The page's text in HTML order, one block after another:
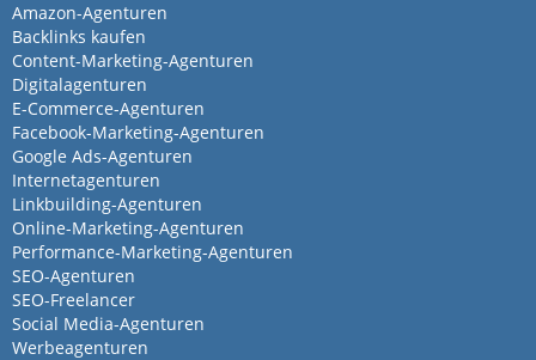
Amazon-Agenturen
Backlinks kaufen
Content-Marketing-Agenturen
Digitalagenturen
E-Commerce-Agenturen
Facebook-Marketing-Agenturen
Google Ads-Agenturen
Internetagenturen
Linkbuilding-Agenturen
Online-Marketing-Agenturen
Performance-Marketing-Agenturen
SEO-Agenturen
SEO-Freelancer
Social Media-Agenturen
Werbeagenturen